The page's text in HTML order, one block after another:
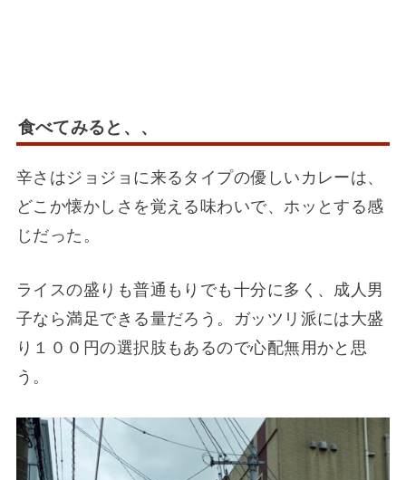
食べてみると、、
辛さはジョジョに来るタイプの優しいカレーは、
どこか懐かしさを覚える味わいで、ホッとする感
じだった。
ライスの盛りも普通もりでも十分に多く、成人男
子なら満足できる量だろう。ガッツリ派には大盛
り１００円の選択肢もあるので心配無用かと思
う。